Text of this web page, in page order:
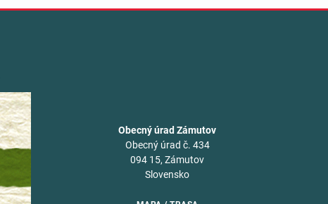
Obecný úrad Zámutov
Obecný úrad č. 434
094 15, Zámutov
Slovensko